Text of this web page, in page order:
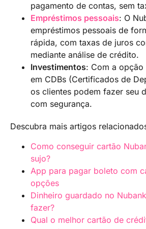
pagamento de contas, sem
Empréstimos pessoais: O
empréstimos pessoais de
rápida, com taxas de juros
mediante análise de crédito.
Investimentos: Com a opção
em CDBs (Certificados de
os clientes podem fazer seu
com segurança.
Descubra mais artigos
Como conseguir cartão
sujo?
App para pagar boleto com
opções
Dinheiro guardado no
fazer?
Qual o melhor cartão de